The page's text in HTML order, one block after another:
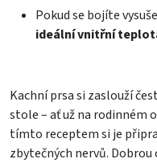
Pokud se bojíte
ideální vnitřní
Kachní prsa si zaslouží
stole – ať už na rodinném
tímto receptem si je
zbytečných nervů. Dobrou